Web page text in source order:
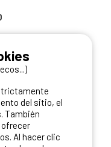
del sitio, el
También
ofrecer
Al hacer clic